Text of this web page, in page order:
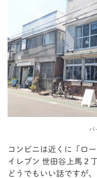
バ
コンビニは近くに「ロ
イレブン 世田谷上馬２
どうでもいい話ですが